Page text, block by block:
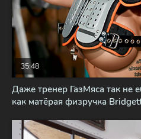
Даже тренер ГазМяса так не
как матёрая физручка
35:48